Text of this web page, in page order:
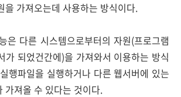
을 가져오는데 사용하는 방식이다.
은 다른 시스템으로부터의 자원(프로그램
가 되었건간에)을 가져와서 이용하는 방식
행파일을 실행하거나 다른 웹서버에 있는
가져올 수 있다는 것이다.